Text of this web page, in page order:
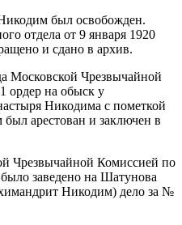
был освобожден.
отдела от 9 января 1920
и сдано в архив.
Московской Чрезвычайной
ордер на обыск у
Никодима с пометкой
арестован и заключен в
Чрезвычайной Комиссией по
заведено на Шатунова
Никодим) дело за №